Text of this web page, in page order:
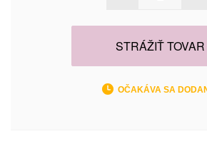
STRÁŽIŤ TOVAR
OČAKÁVA SA